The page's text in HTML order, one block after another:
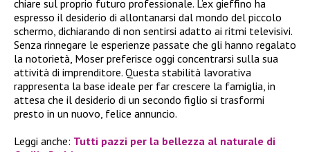
chiare sul proprio futuro professionale. L’ex gieffino ha
espresso il desiderio di allontanarsi dal mondo del piccolo
schermo, dichiarando di non sentirsi adatto ai ritmi televisivi.
Senza rinnegare le esperienze passate che gli hanno regalato
la notorietà, Moser preferisce oggi concentrarsi sulla sua
attività di imprenditore. Questa stabilità lavorativa
rappresenta la base ideale per far crescere la famiglia, in
attesa che il desiderio di un secondo figlio si trasformi
presto in un nuovo, felice annuncio.
Leggi anche: Tutti pazzi per la bellezza al naturale di